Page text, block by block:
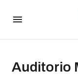
Auditorio